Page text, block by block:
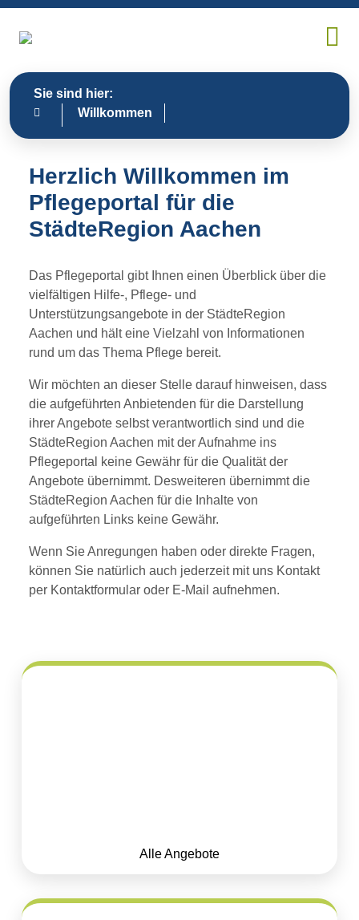
Sie sind hier:
Willkommen
Herzlich Willkommen im
Pflegeportal für die
StädteRegion Aachen
Das Pflegeportal gibt Ihnen einen Überblick über die
vielfältigen Hilfe-, Pflege- und
Unterstützungsangebote in der StädteRegion
Aachen und hält eine Vielzahl von Informationen
rund um das Thema Pflege bereit.
Wir möchten an dieser Stelle darauf hinweisen, dass
die aufgeführten Anbietenden für die Darstellung
ihrer Angebote selbst verantwortlich sind und die
StädteRegion Aachen mit der Aufnahme ins
Pflegeportal keine Gewähr für die Qualität der
Angebote übernimmt. Desweiteren übernimmt die
StädteRegion Aachen für die Inhalte von
aufgeführten Links keine Gewähr.
Wenn Sie Anregungen haben oder direkte Fragen,
können Sie natürlich auch jederzeit mit uns Kontakt
per Kontaktformular oder E-Mail aufnehmen.
Alle Angebote